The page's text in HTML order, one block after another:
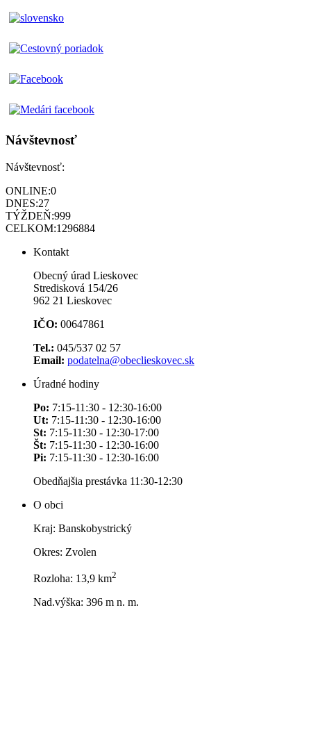
Návštevnosť
Návštevnosť:
ONLINE:0
DNES:27
TÝŽDEŇ:999
CELKOM:1296884
Kontakt
Obecný úrad Lieskovec
Stredisková 154/26
962 21 Lieskovec
IČO: 00647861
Tel.: 045/537 02 57
Email: podatelna@obeclieskovec.sk
Úradné hodiny
Po: 7:15-11:30 - 12:30-16:00
Ut: 7:15-11:30 - 12:30-16:00
St: 7:15-11:30 - 12:30-17:00
Št: 7:15-11:30 - 12:30-16:00
Pi: 7:15-11:30 - 12:30-16:00
Obedňajšia prestávka 11:30-12:30
O obci
Kraj: Banskobystrický
Okres: Zvolen
Rozloha: 13,9 km2
Nad.výška: 396 m n. m.